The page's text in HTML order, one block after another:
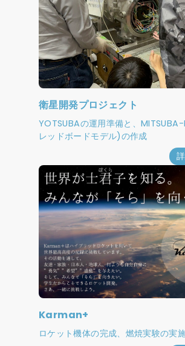
衛星開発プロジェクト
YOTSUBAの運用準備と、
レッドボードモデル)の作成
Karman+
ロケット機体の完成、燃焼実験の実